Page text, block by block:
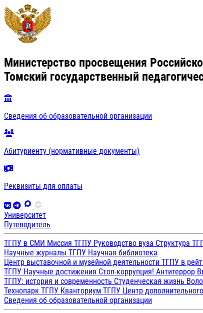
Министерство просвещения
Томский государственный
Сведения об образовательной организации
Абитуриенту (нормативные документы)
Реквизиты для оплаты
Университет
Путеводитель
ТГПУ в СМИ Миссия ТГПУ Руководство вуза Структура
Научные журналы ТГПУ Научная библиотека
Центр выставочной и музейной деятельности ТГПУ в
ТГПУ Научные достижения Стоп-коррупция! Антитеррор
ТГПУ: история и современность Студенческая жизнь
Технопарк ТГПУ Кванториум ТГПУ Центр
Сведения об образовательной организации